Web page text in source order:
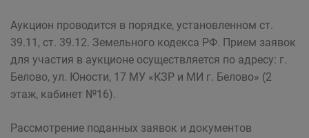
Аукцион проводится в порядке, установленном ст.
39.11, ст. 39.12. Земельного кодекса РФ. Прием заявок
для участия в аукционе осуществляется по адресу: г.
Белово, ул. Юности, 17 МУ «КЗР и МИ г. Белово» (2
этаж, кабинет №16).
Рассмотрение поданных заявок и документов